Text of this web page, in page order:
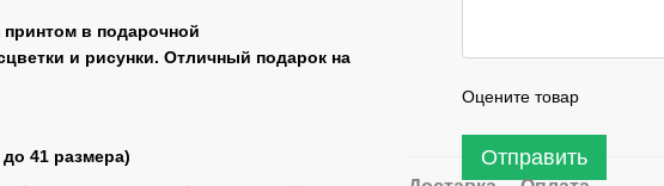
в подарочной
и рисунки. Отличный подарок на
41 размера)
Оцените товар
Отправить